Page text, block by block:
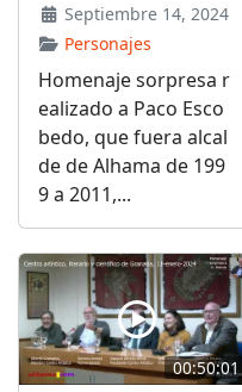
Septiembre 14, 2024
Personajes
Homenaje sorpresa r
ealizado a Paco Esco
bedo, que fuera alcal
de de Alhama de 199
9 a 2011,...
00:50:01